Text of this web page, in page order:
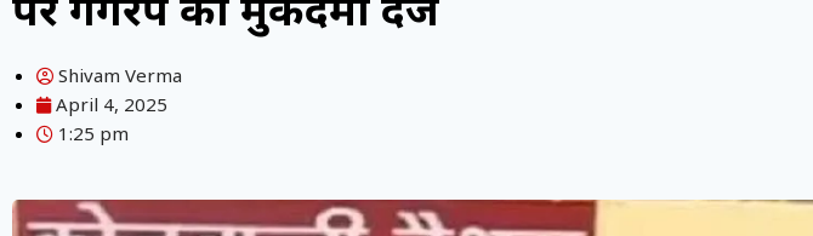
Shivam Verma
April 4, 2025
1:25 pm